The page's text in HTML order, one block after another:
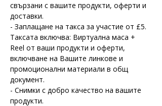
свързани с вашите продукти, оферти и
доставки.
- Заплащане на такса за участие от £5.
Таксата включва: Виртуална маса +
Reel от ваши продукти и оферти,
включване на Вашите линкове и
промоционални материали в общ
документ.
- Снимки с добро качество на вашите
продукти.